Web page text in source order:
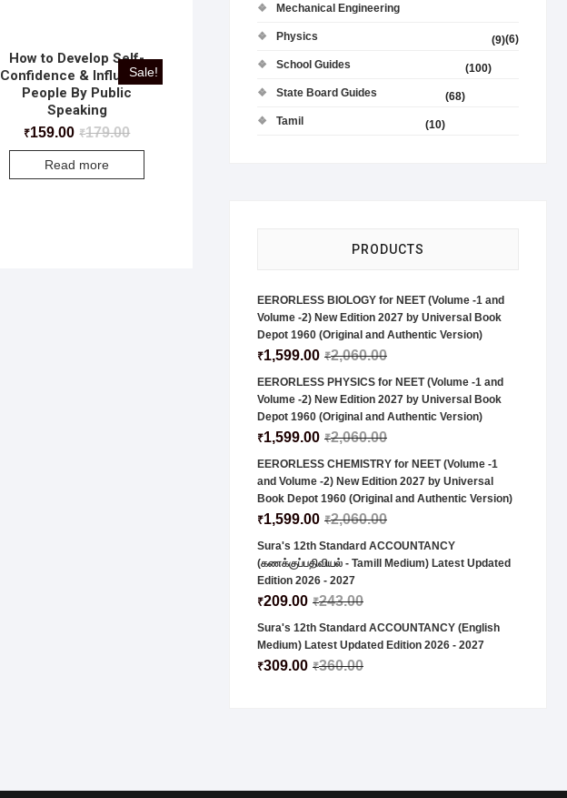
Sale!
How to Develop Self-
Confidence & Influence
People By Public
Speaking
₹179.00
₹159.00
Read more
Mechanical Engineering
(6)
Physics
(9)
School Guides
(100)
State Board Guides
(68)
Tamil
(10)
PRODUCTS
EERORLESS BIOLOGY for NEET (Volume -1 and
Volume -2) New Edition 2027 by Universal Book
Depot 1960 (Original and Authentic Version)
₹2,060.00
₹1,599.00
EERORLESS PHYSICS for NEET (Volume -1 and
Volume -2) New Edition 2027 by Universal Book
Depot 1960 (Original and Authentic Version)
₹2,060.00
₹1,599.00
EERORLESS CHEMISTRY for NEET (Volume -1
and Volume -2) New Edition 2027 by Universal
Book Depot 1960 (Original and Authentic Version)
₹2,060.00
₹1,599.00
Sura's 12th Standard ACCOUNTANCY
(கணக்குப்பதிவியல் - Tamill Medium) Latest Updated
Edition 2026 - 2027
₹243.00
₹209.00
Sura's 12th Standard ACCOUNTANCY (English
Medium) Latest Updated Edition 2026 - 2027
₹360.00
₹309.00